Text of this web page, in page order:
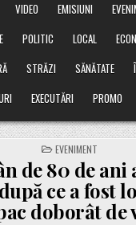
VIDEO EMISIUNI
POLITIC LOCAL
STRĂZI SĂNĂTATE
EXECUTĂRI PROMO
POSTED
IN
EVENIMENT
de 80 de
ce a fost
doborât de